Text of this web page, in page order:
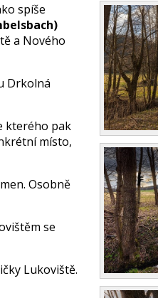
spíše
a Nového
Drkolná
kterého pak
místo,
Osobně
se
Lukoviště.